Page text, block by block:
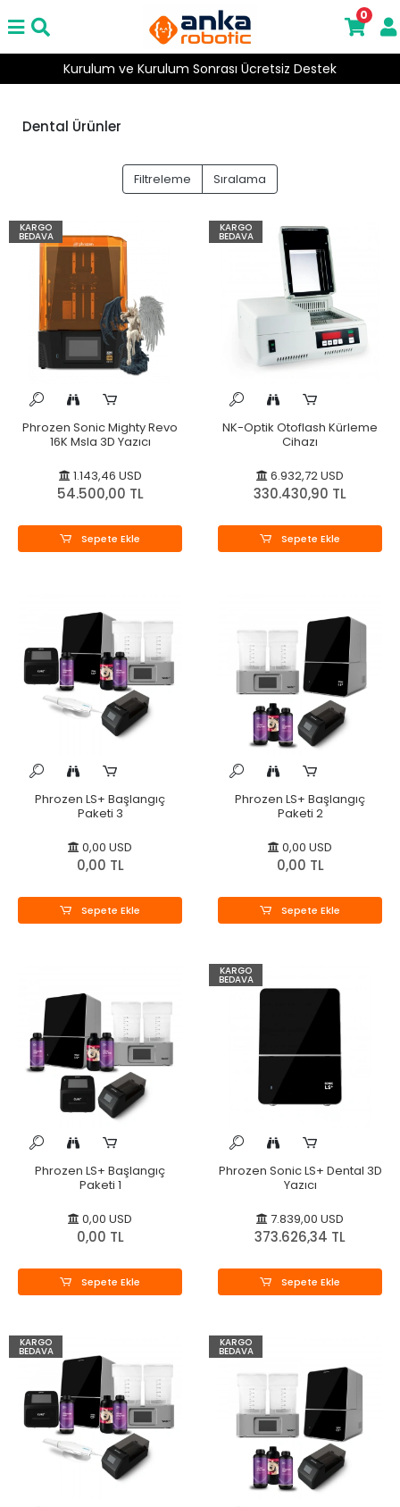
Kurulum ve Kurulum Sonrası Ücretsiz Destek
0
Dental Ürünler
Filtreleme Sıralama
KARGO
BEDAVA
Phrozen Sonic Mighty Revo
16K Msla 3D Yazıcı
1.143,46 USD
54.500,00 TL
Sepete Ekle
KARGO
BEDAVA
NK-Optik Otoflash Kürleme
Cihazı
6.932,72 USD
330.430,90 TL
Sepete Ekle
Phrozen LS+ Başlangıç
Paketi 3
0,00 USD
0,00 TL
Sepete Ekle
Phrozen LS+ Başlangıç
Paketi 2
0,00 USD
0,00 TL
Sepete Ekle
Phrozen LS+ Başlangıç
Paketi 1
0,00 USD
0,00 TL
Sepete Ekle
KARGO
BEDAVA
Phrozen Sonic LS+ Dental 3D
Yazıcı
7.839,00 USD
373.626,34 TL
Sepete Ekle
KARGO
BEDAVA
KARGO
BEDAVA